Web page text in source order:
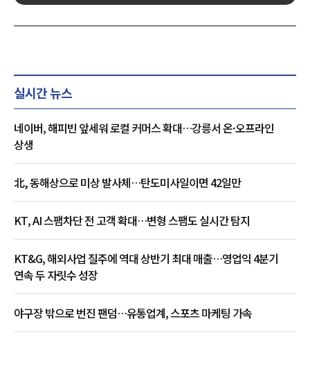
실시간 뉴스
네이버, 해피빈 앞세워 로컬 커머스 확대…강릉서 온·오프라인
상생
北, 동해상으로 미상 발사체…탄도미사일이면 42일만
KT, AI 스팸차단 전 고객 확대…변형 스팸도 실시간 탐지
KT&G, 해외사업 질주에 역대 상반기 최대 매출…영업익 4분기
연속 두 자릿수 성장
야구장 밖으로 번진 팬덤…유통업계, 스포츠 마케팅 가속